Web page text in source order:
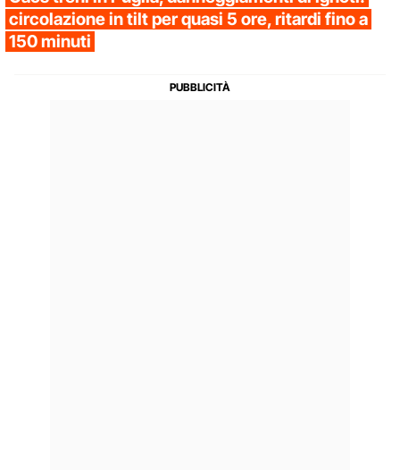
circolazione in tilt per quasi 5 ore, ritardi fino a
150 minuti